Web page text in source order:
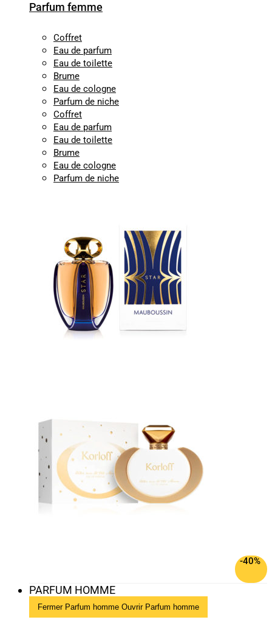
Parfum femme
Coffret
Eau de parfum
Eau de toilette
Brume
Eau de cologne
Parfum de niche
Coffret
Eau de parfum
Eau de toilette
Brume
Eau de cologne
Parfum de niche
-40%
PARFUM HOMME
Fermer Parfum homme Ouvrir Parfum homme